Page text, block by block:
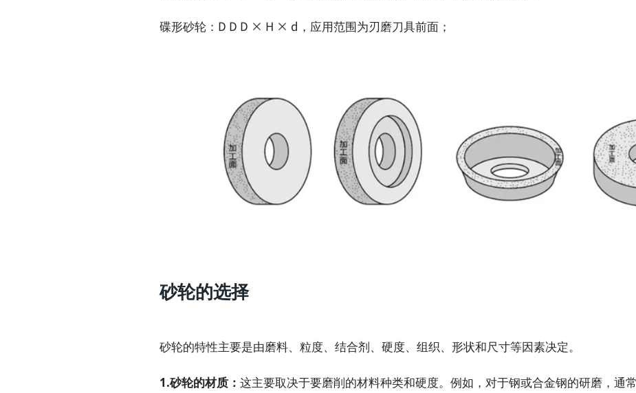
碟形砂轮：D D D × H × d，应用范围为刃磨刀具前面；
砂轮的选择
砂轮的特性主要是由磨料、粒度、结合剂、硬度、组织、形状和尺寸等因素决定。
1.砂轮的材质： 这主要取决于要磨削的材料种类和硬度。例如，对于钢或合金钢的研磨，通